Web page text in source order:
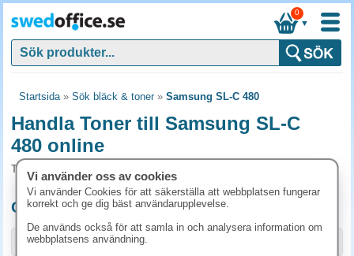
▼
0
Startsida» Sök bläck & toner» Samsung SL-C 480
Handla Toner till Samsung SL-C
480 online
Toner och tillbehör som passar till Samsung SL-C 480
Originalprodukter till Samsung SL-C 480
Storlek / info Art.nr
Vi använder oss av cookies
Vi använder Cookies för att säkerställa att webbplatsen fungerar
korrekt och ge dig bäst användarupplevelse.
De används också för att samla in och analysera information om
webbplatsens användning.